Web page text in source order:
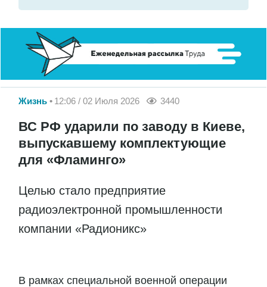
Жизнь 12:06 / 02 Июля 2026 3440
ВС РФ ударили по заводу в Киеве,
выпускавшему комплектующие
для «Фламинго»
Целью стало предприятие
радиоэлектронной промышленности
компании «Радионикс»
В рамках специальной военной операции